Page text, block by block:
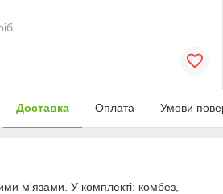
Доставка Оплата Умови
м'язами. У комплекті: комбез,